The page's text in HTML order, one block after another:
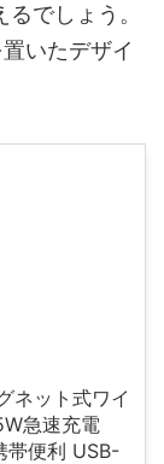
でしょう。
いたデザイ
ネット式ワイ
急速充電
帯便利 USB-